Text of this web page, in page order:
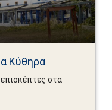
Κύθηρα
στα